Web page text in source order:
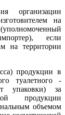
организации
на
если
на территории
продукции в
туалетного -
упаковки) за
продукции
объемом